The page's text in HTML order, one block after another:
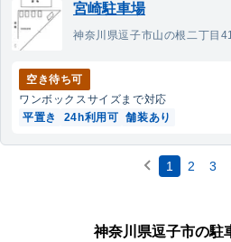
宮崎駐車場
神奈川県逗子市山の根二丁目
空き待ち可
ワンボックスサイズまで対応
平置き
24h利用可 舗装あり
1 2 3
神奈川県逗子市の駐